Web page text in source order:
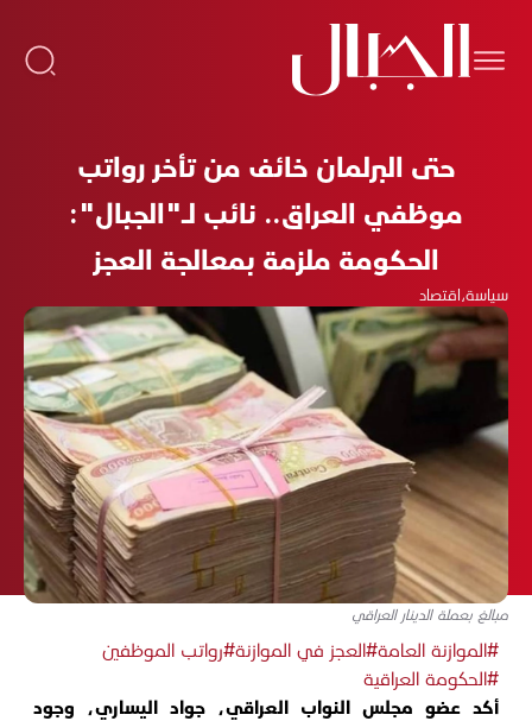
حتى البرلمان خائف من تأخر رواتب
موظفي العراق.. نائب لـ"الجبال":
الحكومة ملزمة بمعالجة العجز
سياسة،اقتصاد
مبالغ بعملة الدينار العراقي
#الموازنة العامة#العجز في الموازنة#رواتب الموظفين
#الحكومة العراقية
أكد عضو مجلس النواب العراقي، جواد اليساري، وجود